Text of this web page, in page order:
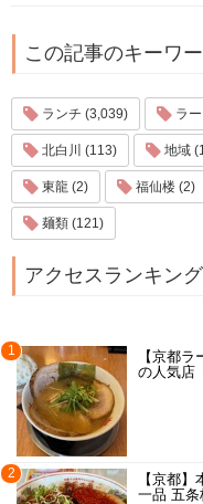
この記事のキーワ
ランチ (3,039) ラ
北白川 (113) 地域
東龍 (2) 福仙楼 (2)
麺類 (121)
アクセスランキング
1
【京都
の人気店
2
【京都
一品 五